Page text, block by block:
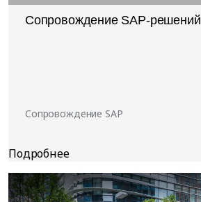
Сопровождение SAP-решений
Сопровождение SAP